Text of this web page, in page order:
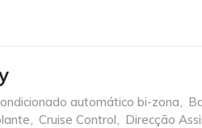
automático bi-zona,
, Cruise Control, Direcção